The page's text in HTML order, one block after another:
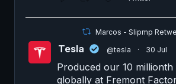
Marcos - Slipmp
Tesla @tesla · 30 Jul
Produced our 10 millionth
globally at Fremont